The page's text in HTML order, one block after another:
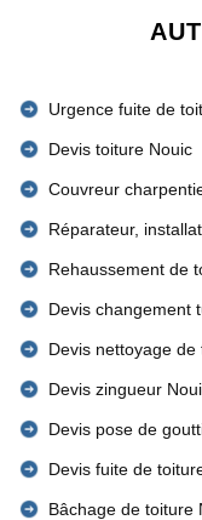
Urgence fuite de
Devis toiture Nouic
Couvreur
Réparateur,
Rehaussement de
Devis changement
Devis nettoyage de
Devis zingueur
Devis pose de
Devis fuite de
Bâchage de toiture